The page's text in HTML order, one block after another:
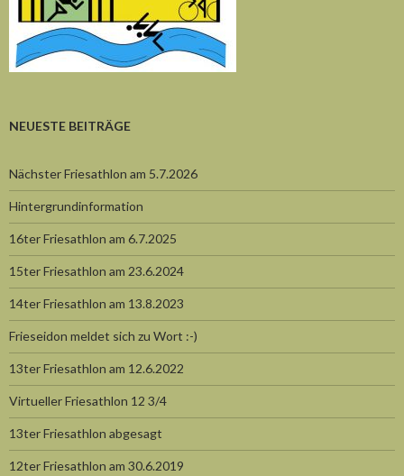
NEUESTE BEITRÄGE
Nächster Friesathlon am 5.7.2026
Hintergrundinformation
16ter Friesathlon am 6.7.2025
15ter Friesathlon am 23.6.2024
14ter Friesathlon am 13.8.2023
Frieseidon meldet sich zu Wort :-)
13ter Friesathlon am 12.6.2022
Virtueller Friesathlon 12 3/4
13ter Friesathlon abgesagt
12ter Friesathlon am 30.6.2019